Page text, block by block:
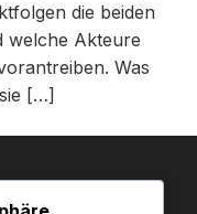
die beiden
welche Akteure
Was
[…]